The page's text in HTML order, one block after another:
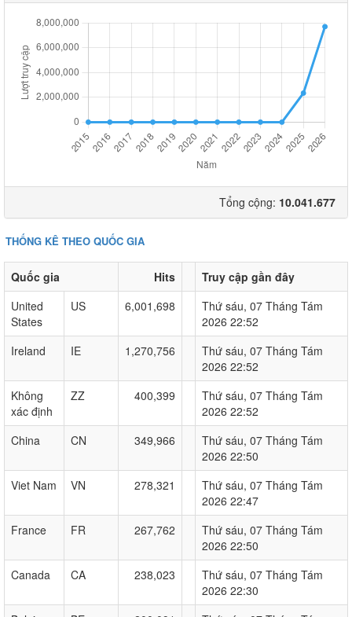
Tổng cộng: 10.041.677
THỐNG KÊ THEO QUỐC GIA
Quốc gia Hits
Truy cập gần đây
United
States
US 6,001,698
Thứ sáu, 07 Tháng Tám
2026 22:52
Ireland
IE 1,270,756
Thứ sáu, 07 Tháng Tám
2026 22:52
Không
xác định
ZZ 400,399
Thứ sáu, 07 Tháng Tám
2026 22:52
China
CN 349,966
Thứ sáu, 07 Tháng Tám
2026 22:50
Viet Nam
VN 278,321
Thứ sáu, 07 Tháng Tám
2026 22:47
France
FR 267,762
Thứ sáu, 07 Tháng Tám
2026 22:50
Canada
CA 238,023
Thứ sáu, 07 Tháng Tám
2026 22:30